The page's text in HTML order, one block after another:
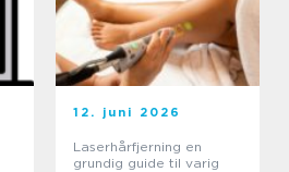
12. juni 2026
Laserhårfjerning en
grundig guide til varig